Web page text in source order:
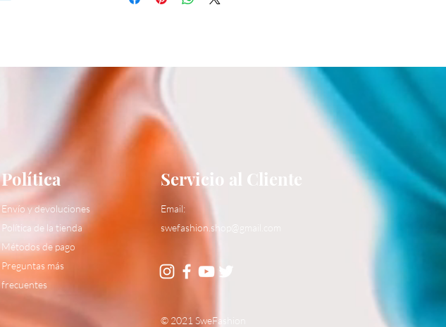
Política
Envío y devoluciones
Política de la tienda
Métodos de pago
Preguntas más
frecuentes
Servicio al Cliente
Email:
swefashion.shop@gmail.com
© 2021 SweFashion